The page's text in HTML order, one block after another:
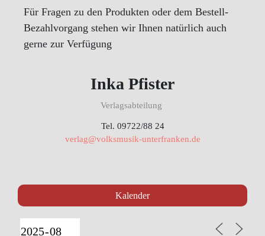
Für Fragen zu den Produkten oder dem Bestell-
Bezahlvorgang stehen wir Ihnen natürlich auch
gerne zur Verfügung
Inka Pfister
Verlagsabteilung
Tel. 09722/88 24
verlag@volksmusik-unterfranken.de
Kalender